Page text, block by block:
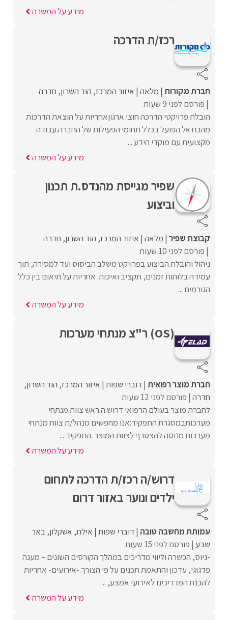
מידע על המשרה
רכז/ת הדרכה
חברת מקורות מלאה איזור המרכז הוד השרון חדרה
פורסם לפני 9 שעות
הובלת פרויקטי הדרכה חוצי ארגוןאחריות על הוצאת הדרכות
מהכח אל הפועל בכלל תחומי הפעילות של החברה.עבודה
מקצועית עם מוקדי הידע ...
מידע על המשרה
שפיר מגייסת מהנדס.ת תכנון
וביצוע
קבוצת שפיר מלאה איזור המרכז הוד השרון חדרה
פורסם לפני 10 שעות
ניהול והובלת הביצוע בפרויקט משלב הביסוס ועד למסירה, תוך
עמידה בלוחות זמנים, תקציב ואיכות. אחריות על תיאום בין כלל
הגורמים ...
מידע על המשרה
(OS) ר"צ מנתחי מערכות
חברת מוצר רפואית דוברי שפות איזור המרכז הוד השרון
חדרה פורסם לפני 12 שעות
לחברת מוצר בעולם הרפואי דרוש.ה ראש צוות מנתחי
מערכותבמסגרת התפקיד:אנו מחפשים מנהל/ת צוות מנתחי
מערכות מנוסה להצטרף לצוות המוצר .התפקיד ...
מידע על המשרה
דרוש/ה רכז/ת הדרכה לתחום
ילדים ונוער באזור דרום
עמותת מחשבה טובה דוברי שפות אילת אשקלון באר
שבע פורסם לפני 15 שעות
-גיוס, הכשרה וליווי מדריכים במהלך הקורסים השונים.– מענה
פדגוגי, עדכון והתאמת תכנים על פי הצורך.-אירועים- אחריות
להכנת המדריכים לאירועי אמצע, ...
מידע על המשרה